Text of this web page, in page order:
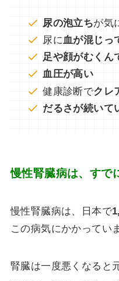
尿の泡立ちが気
尿に血が混じっ
足や顔がむくん
血圧が高い
健康診断でクレ
だるさが続いて
慢性腎臓病は、すで
慢性腎臓病は、日本で
この病気にかかってい
腎臓は一度悪くなると